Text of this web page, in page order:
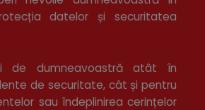
datelor și securitatea
de dumneavoastră atât în
de securitate, cât și pentru
sau îndeplinirea cerințelor